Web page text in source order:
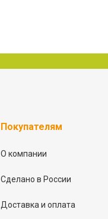
Покупателям
О компании
Сделано в России
Доставка и оплата